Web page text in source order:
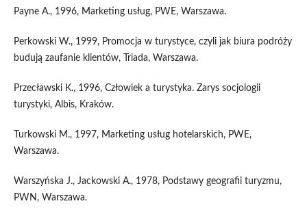
Payne A., 1996, Marketing usług, PWE, Warszawa.
Perkowski W., 1999, Promocja w turystyce, czyli jak biura podróży
budują zaufanie klientów, Triada, Warszawa.
Przecławski K., 1996, Człowiek a turystyka. Zarys socjologii
turystyki, Albis, Kraków.
Turkowski M., 1997, Marketing usług hotelarskich, PWE,
Warszawa.
Warszyńska J., Jackowski A., 1978, Podstawy geografii turyzmu,
PWN, Warszawa.